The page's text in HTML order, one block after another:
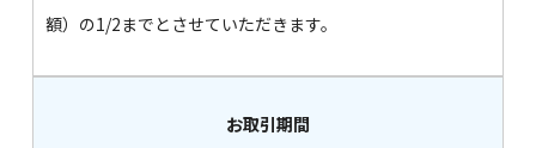
額）の1/2までとさせていただきます。
お取引期間